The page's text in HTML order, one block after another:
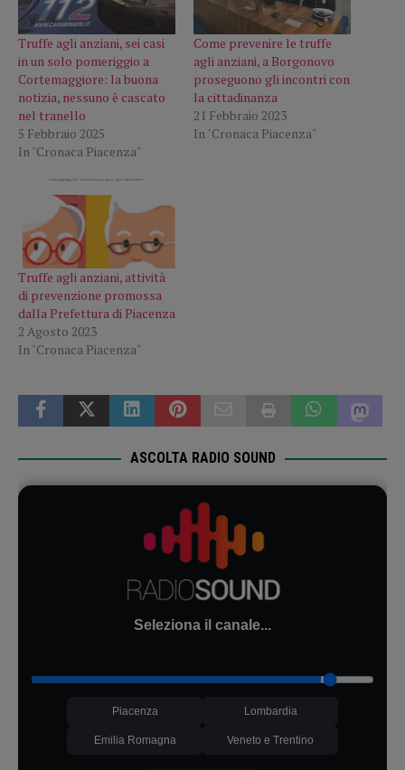
Truffe agli anziani, sei casi
in un solo pomeriggio a
Cortemaggiore: la buona
notizia, nessuno è cascato
nel tranello
5 Febbraio 2025
In "Cronaca Piacenza"
Come prevenire le truffe
agli anziani, a Borgonovo
proseguono gli incontri con
la cittadinanza
21 Febbraio 2023
In "Cronaca Piacenza"
Truffe agli anziani, attività
di prevenzione promossa
dalla Prefettura di Piacenza
2 Agosto 2023
In "Cronaca Piacenza"
ASCOLTA RADIO SOUND
Seleziona il canale...
Piacenza Lombardia
Emilia Romagna Veneto e Trentino